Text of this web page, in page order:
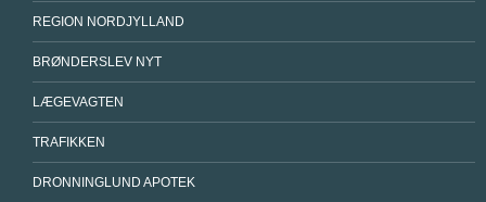
REGION NORDJYLLAND
BRØNDERSLEV NYT
LÆGEVAGTEN
TRAFIKKEN
DRONNINGLUND APOTEK